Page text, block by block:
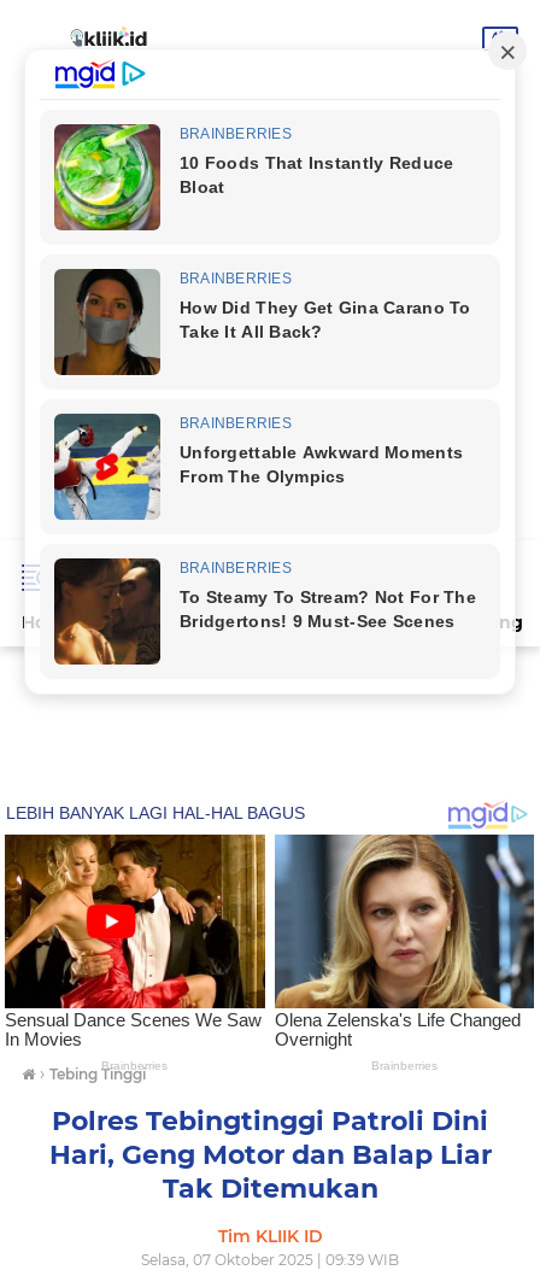
Home Terpopuler Indeks Artikel Deli Serdang
› Tebing Tinggi
Polres Tebingtinggi Patroli Dini
Hari, Geng Motor dan Balap Liar
Tak Ditemukan
Tim KLIIK ID
Selasa, 07 Oktober 2025 | 09:39 WIB